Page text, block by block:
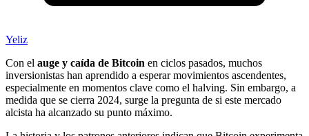
Yeliz
Con el auge y caída de Bitcoin en ciclos pasados, muchos
inversionistas han aprendido a esperar movimientos ascendentes,
especialmente en momentos clave como el halving. Sin embargo, a
medida que se cierra 2024, surge la pregunta de si este mercado
alcista ha alcanzado su punto máximo.